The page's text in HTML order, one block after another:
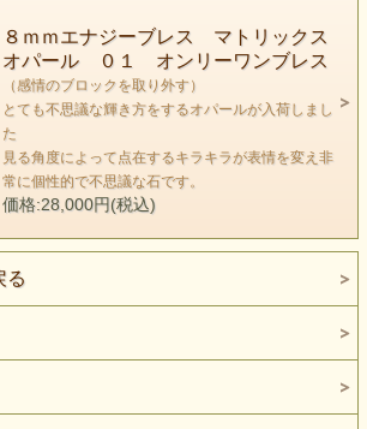
～１１号
よりサイズ調整ができます。
・オパール（直径６mmジュエリー
８ｍｍエナジーブレス マトリックス
オパール ０１ オンリーワンブレス
（感情のブロックを取り外す）
とても不思議な輝き方をするオパールが入荷しまし
た
見る角度によって点在するキラキラが表情を変え非
常に個性的で不思議な石です。
価格:28,000円(税込)
る